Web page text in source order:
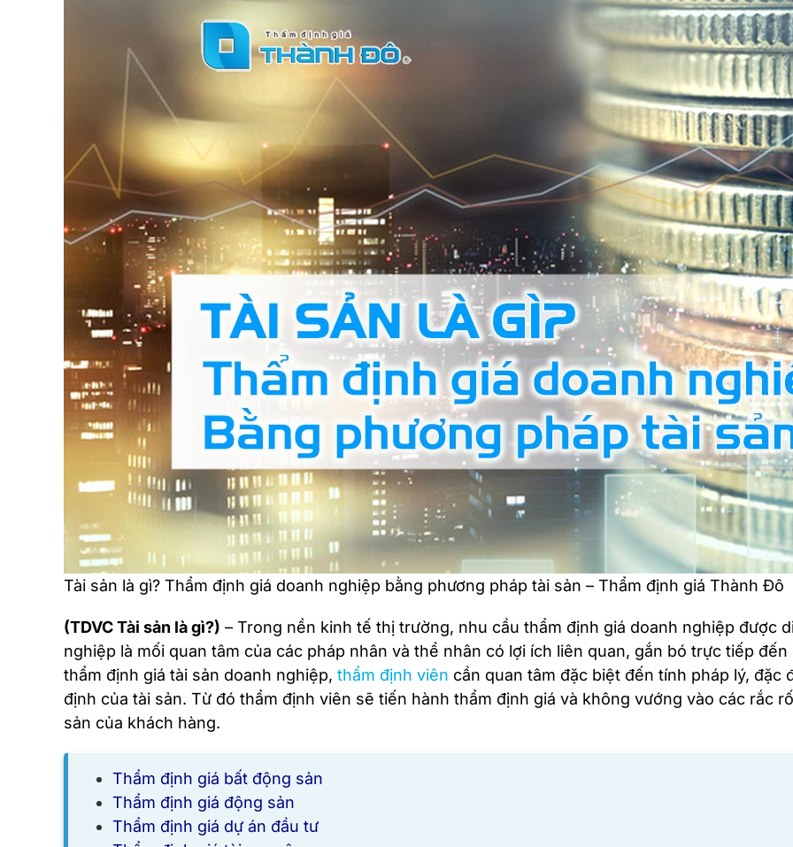
Tài sản là gì? Thẩm định giá doanh nghiệp bằng phương pháp tài sản – Thẩm định giá Thành Đô
(TDVC Tài sản là gì?) – Trong nền kinh tế thị trường, nhu cầu thẩm định giá doanh nghiệp được
nghiệp là mối quan tâm của các pháp nhân và thể nhân có lợi ích liên quan, gắn bó trực tiếp
thẩm định giá tài sản doanh nghiệp, thẩm định viên cần quan tâm đặc biệt đến tính pháp lý,
định của tài sản. Từ đó thẩm định viên sẽ tiến hành thẩm định giá và không vướng vào các rắc
sản của khách hàng.
Thẩm định giá bất động sản
Thẩm định giá động sản
Thẩm định giá dự án đầu tư